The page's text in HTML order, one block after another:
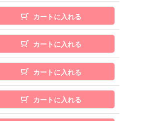
カートに入れる
カートに入れる
カートに入れる
カートに入れる